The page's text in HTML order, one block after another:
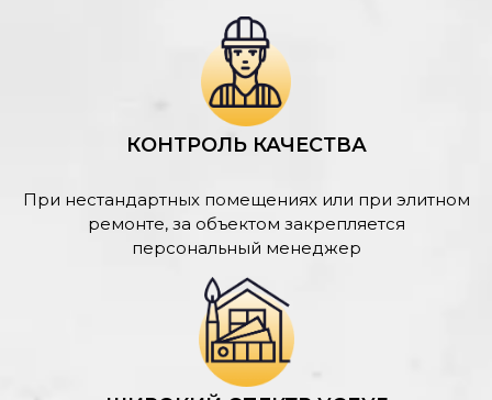
КОНТРОЛЬ КАЧЕСТВА
При нестандартных помещениях или при элитном
ремонте, за объектом закрепляется
персональный менеджер